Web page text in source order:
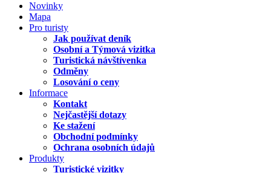
Novinky
Mapa
Pro turisty
Jak používat deník
Osobní a Týmová vizitka
Turistická návštívenka
Odměny
Losování o ceny
Informace
Kontakt
Nejčastější dotazy
Ke stažení
Obchodní podmínky
Ochrana osobních údajů
Produkty
Turistické vizitky